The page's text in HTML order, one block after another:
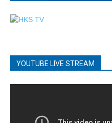
YOUTUBE LIVE STREAM